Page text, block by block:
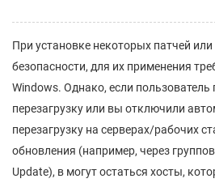
При установке некоторых патчей
безопасности, для их применения
Windows. Однако, если
перезагрузку или вы отключили
перезагрузку на серверах/рабочих
обновления (например, через
Update), в могут остаться хосты,